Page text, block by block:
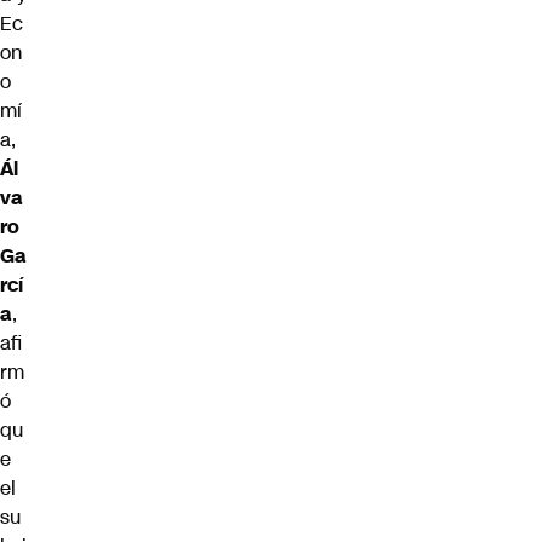
Ec
on
o
mí
a,
Ál
va
ro
Ga
rcí
a,
afi
rm
ó
qu
e
el
su